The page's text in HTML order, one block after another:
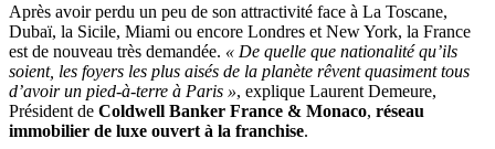
Après avoir perdu un peu de son attractivité face à La Toscane,
Dubaï, la Sicile, Miami ou encore Londres et New York, la France
est de nouveau très demandée. « De quelle que nationalité qu’ils
soient, les foyers les plus aisés de la planète rêvent quasiment tous
d’avoir un pied-à-terre à Paris », explique Laurent Demeure,
Président de Coldwell Banker France & Monaco, réseau
immobilier de luxe ouvert à la franchise.